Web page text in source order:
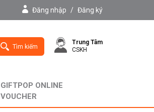
Đăng nhập / Đăng ký
Tìm kiếm
Trung Tâm
CSKH
GIFTPOP ONLINE
VOUCHER